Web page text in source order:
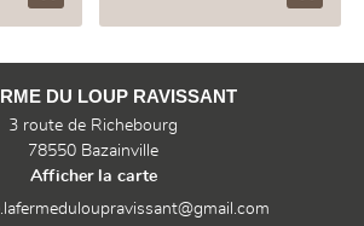
DU LOUP RAVISSANT
3 route de Richebourg
78550 Bazainville
Afficher la carte